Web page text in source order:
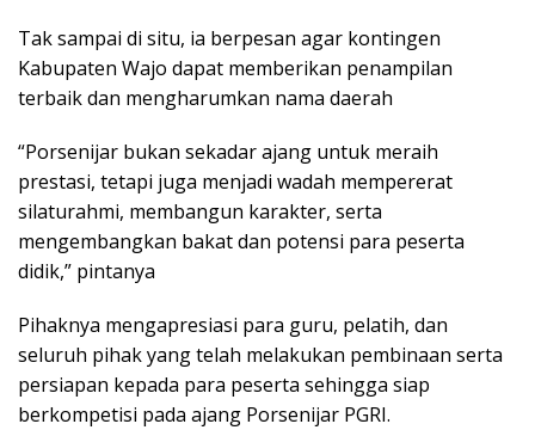
Tak sampai di situ, ia berpesan agar kontingen
Kabupaten Wajo dapat memberikan penampilan
terbaik dan mengharumkan nama daerah
“Porsenijar bukan sekadar ajang untuk meraih
prestasi, tetapi juga menjadi wadah mempererat
silaturahmi, membangun karakter, serta
mengembangkan bakat dan potensi para peserta
didik,” pintanya
Pihaknya mengapresiasi para guru, pelatih, dan
seluruh pihak yang telah melakukan pembinaan serta
persiapan kepada para peserta sehingga siap
berkompetisi pada ajang Porsenijar PGRI.